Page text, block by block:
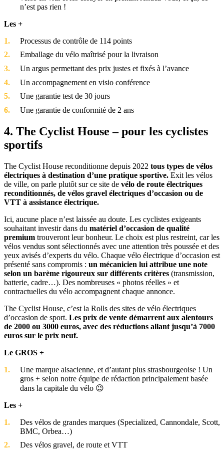
n’est pas rien !
Les +
Processus de contrôle de 114 points
Emballage du vélo maîtrisé pour la livraison
Un argus permettant des prix justes et fixés à l’avance
Un accompagnement en visio conférence
Une garantie test de 30 jours
Une garantie de conformité de 2 ans
4. The Cyclist House – pour les cyclistes
sportifs
The Cyclist House reconditionne depuis 2022 tous types de vélos
électriques à destination d’une pratique sportive. Exit les vélos
de ville, on parle plutôt sur ce site de vélo de route électriques
reconditionnés, de vélos gravel électriques d’occasion ou de
VTT à assistance électrique.
Ici, aucune place n’est laissée au doute. Les cyclistes exigeants
souhaitant investir dans du matériel d’occasion de qualité
premium trouveront leur bonheur. Le choix est plus restreint, car les
vélos vendus sont sélectionnés avec une attention très poussée et des
yeux avisés d’experts du vélo. Chaque vélo électrique d’occasion est
présenté sans compromis : un mécanicien lui attribue une note
selon un barème rigoureux sur différents critères (transmission,
batterie, cadre…). Des nombreuses « photos réelles » et
contractuelles du vélo accompagnent chaque annonce.
The Cyclist House, c’est la Rolls des sites de vélo électriques
d’occasion de sport. Les prix de vente démarrent aux alentours
de 2000 ou 3000 euros, avec des réductions allant jusqu’à 7000
euros sur le prix neuf.
Le GROS +
Une marque alsacienne, et d’autant plus strasbourgeoise ! Un
gros + selon notre équipe de rédaction principalement basée
dans la capitale du vélo 😉
Les +
Des vélos de grandes marques (Specialized, Cannondale, Scott,
BMC, Orbea…)
Des vélos gravel, de route et VTT